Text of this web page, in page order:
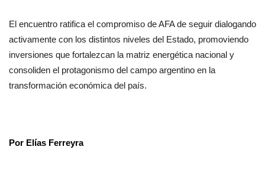
El encuentro ratifica el compromiso de AFA de seguir dialogando
activamente con los distintos niveles del Estado, promoviendo
inversiones que fortalezcan la matriz energética nacional y
consoliden el protagonismo del campo argentino en la
transformación económica del país.
Por Elías Ferreyra